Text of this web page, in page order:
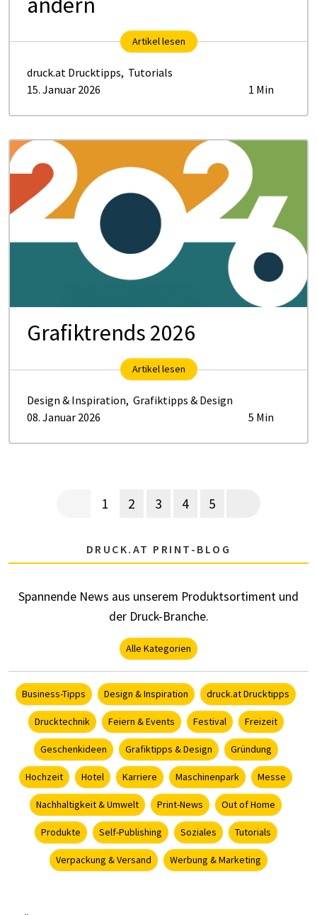
Artikel lesen
druck.at Drucktipps, Tutorials
15. Januar 2026
1 Min
Grafiktrends 2026
Artikel lesen
Design & Inspiration, Grafiktipps & Design
08. Januar 2026
5 Min
Seitennummerierung
Vorherige Seite
Aktuelle Seite
1 Page
2 Page
3 Page
4 Page
5
DRUCK.AT PRINT-BLOG
Spannende News aus unserem Produktsortiment und
der Druck-Branche.
Alle Kategorien
Business-Tipps Design & Inspiration druck.at Drucktipps
Drucktechnik Feiern & Events Festival Freizeit
Geschenkideen Grafiktipps & Design Gründung
Hochzeit Hotel Karriere Maschinenpark Messe
Nachhaltigkeit & Umwelt Print-News Out of Home
Produkte Self-Publishing Soziales Tutorials
Verpackung & Versand Werbung & Marketing